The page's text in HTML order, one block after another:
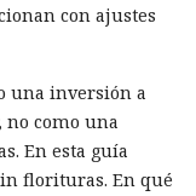
con ajustes
una inversión a
no como una
En esta guía
florituras. En qué